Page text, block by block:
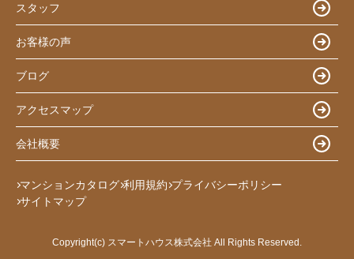
スタッフ
お客様の声
ブログ
アクセスマップ
会社概要
マンションカタログ 利用規約 プライバシーポリシー
サイトマップ
Copyright(c) スマートハウス株式会社 All Rights Reserved.